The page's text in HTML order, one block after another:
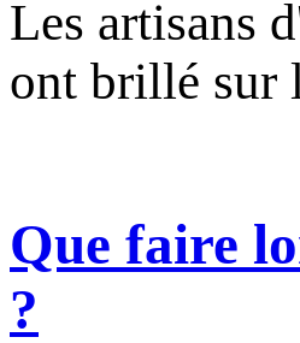
Les artisans
ont brillé sur
Que faire
?